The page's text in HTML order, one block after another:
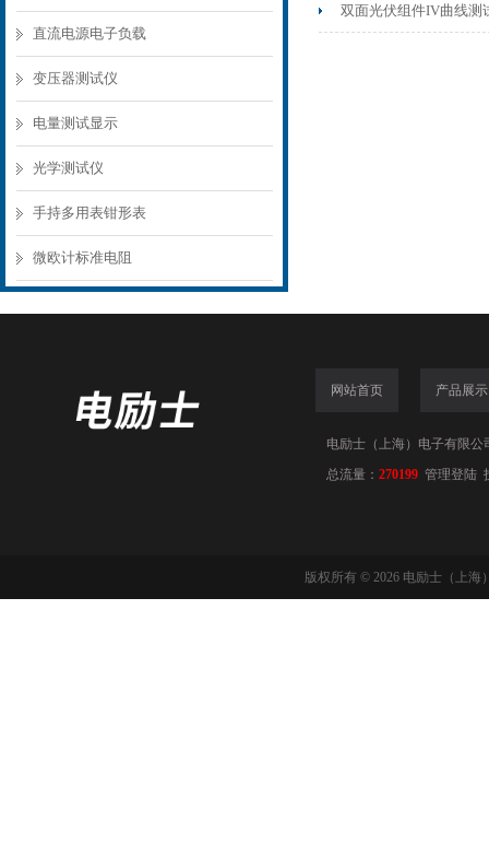
直流电源电子负载
变压器测试仪
电量测试显示
光学测试仪
手持多用表钳形表
微欧计标准电阻
双面光伏组件IV曲线测
网站首页 产品展示
电励士（上海）电子有限公
总流量： 270199 管理登陆
版权所有 © 2026 电励士（上